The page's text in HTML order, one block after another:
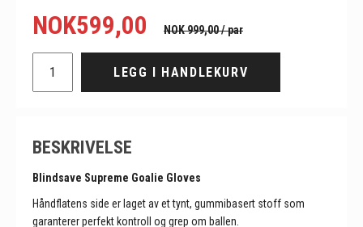
NOK599,00 NOK 999,00/ par
LEGG I HANDLEKURV
BESKRIVELSE
Blindsave Supreme Goalie Gloves
Håndflatens side er laget av et tynt, gummibasert stoff som
garanterer perfekt kontroll og grep om ballen.